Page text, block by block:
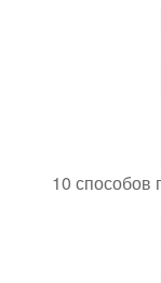
10 способов